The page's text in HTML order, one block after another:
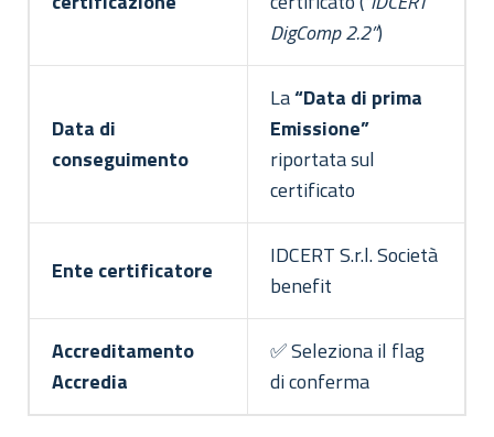
DigComp 2.2”)
Data di
conseguimento
La“Data di prima
Emissione”
riportata sul
certificato
Ente certificatore
IDCERT S.r.l. Società
benefit
Accreditamento
Accredia
✅ Seleziona il flag
di conferma